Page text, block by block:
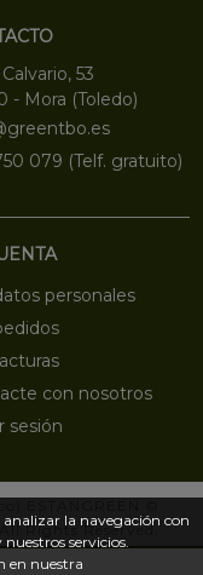
Calvario, 53
- Mora (Toledo)
079 (Telf. gratuito)
personales
con nosotros
sesión
Rights Reserved.
la navegación con
servicios.
en nuestra